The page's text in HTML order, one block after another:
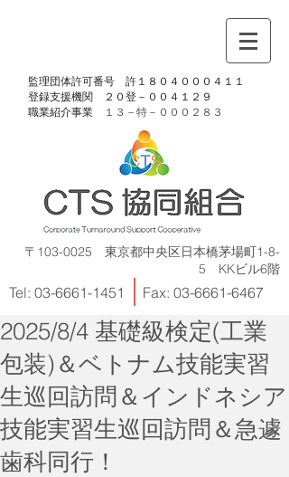
​監理団体許可番号 許１８０４０００４１１
​登録支援機関 ２０登－００４１２９
​職業紹介事業
１３－特－ ０００２８３
〒103-0025 東京都中央区日本橋茅場町1-8-
5 KKビル6階
Tel: 03-6661-1451 Fax: 03-6661-6467
2025/8/4 基礎級検定(工業
包装)＆ベトナム技能実習
生巡回訪問＆インドネシア
技能実習生巡回訪問＆急遽
歯科同行！